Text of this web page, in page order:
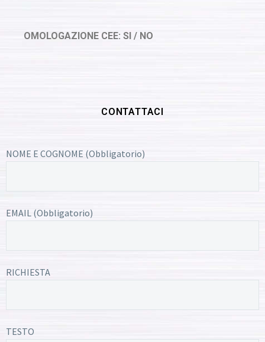
OMOLOGAZIONE CEE: SI / NO
CONTATTACI
NOME E COGNOME (Obbligatorio)
EMAIL (Obbligatorio)
RICHIESTA
TESTO